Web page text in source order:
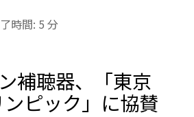
時間: 5 分
補聴器、「東京
ピック」に協賛